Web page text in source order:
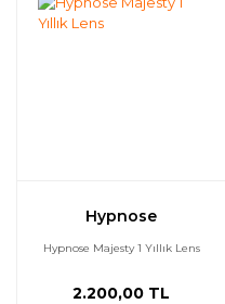
Hypnose
Hypnose Majesty 1 Yıllık Lens
2.200,00 TL